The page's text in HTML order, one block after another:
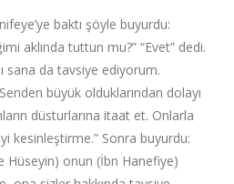
baktı şöyle buyurdu:
aklında tuttun mu?” “Evet” dedi.
sana da tavsiye ediyorum.
büyük olduklarından dolayı
düsturlarına itaat et. Onlarla
kesinleştirme.” Sonra buyurdu:
Hüseyin) onun (İbn Hanefiye)